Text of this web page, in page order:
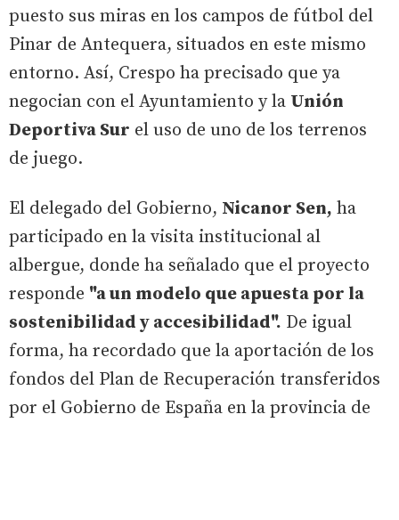
puesto sus miras en los campos de fútbol del
Pinar de Antequera, situados en este mismo
entorno. Así, Crespo ha precisado que ya
negocian con el Ayuntamiento y la Unión
Deportiva Sur el uso de uno de los terrenos
de juego.
El delegado del Gobierno, Nicanor Sen, ha
participado en la visita institucional al
albergue, donde ha señalado que el proyecto
responde "a un modelo que apuesta por la
sostenibilidad y accesibilidad". De igual
forma, ha recordado que la aportación de los
fondos del Plan de Recuperación transferidos
por el Gobierno de España en la provincia de